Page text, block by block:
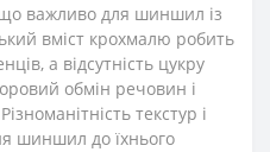
важливо для шиншил із
вміст крохмалю робить
а відсутність цукру
обмін речовин і
текстур і
шиншил до їхнього